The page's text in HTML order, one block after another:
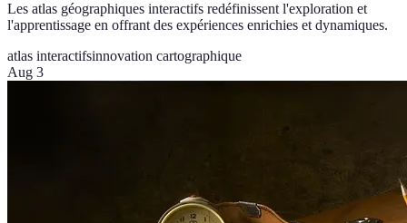
Les atlas géographiques interactifs redéfinissent l'exploration et
l'apprentissage en offrant des expériences enrichies et dynamiques.
atlas interactifsinnovation cartographique
Aug 3